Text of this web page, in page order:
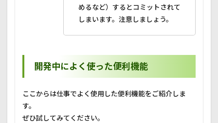
めるなど）するとコミットされて
しまいます。注意しましょう。
開発中によく使った便利機能
ここからは仕事でよく使用した便利機能をご紹介しま
す。
ぜひ試してみてください。